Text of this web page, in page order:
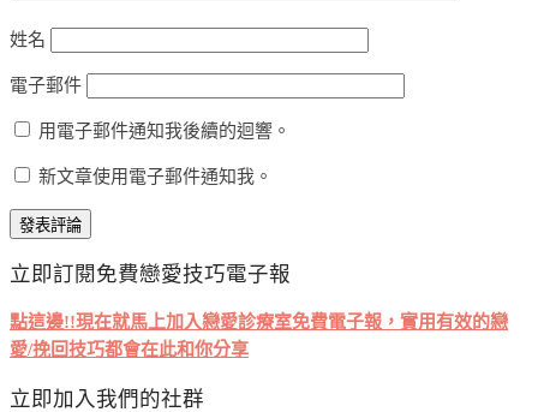
姓名
電子郵件
用電子郵件通知我後續的迴響。
新文章使用電子郵件通知我。
立即訂閱免費戀愛技巧電子報
點這邊!!現在就馬上加入戀愛診療室免費電子報，實用有效的戀
愛/挽回技巧都會在此和你分享
立即加入我們的社群